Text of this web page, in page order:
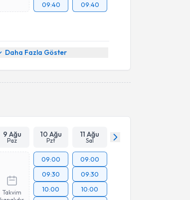
09:40
09:40
Daha Fazla Göster
9 Ağu
Paz
10 Ağu
Pzt
11 Ağu
Sal
Takvim
09:00
09:30
10:00
09:00
09:30
10:00